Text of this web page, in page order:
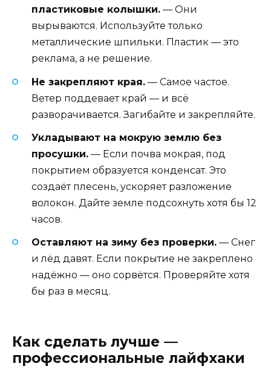
пластиковые колышки. — Они
вырываются. Используйте только
металлические шпильки. Пластик — это
реклама, а не решение.
Не закрепляют края. — Самое частое.
Ветер поддевает край — и всё
разворачивается. Загибайте и закрепляйте.
Укладывают на мокрую землю без
просушки. — Если почва мокрая, под
покрытием образуется конденсат. Это
создаёт плесень, ускоряет разложение
волокон. Дайте земле подсохнуть хотя бы 12
часов.
Оставляют на зиму без проверки. — Снег
и лёд давят. Если покрытие не закреплено
надёжно — оно сорвётся. Проверяйте хотя
бы раз в месяц.
Как сделать лучше —
профессиональные лайфхаки